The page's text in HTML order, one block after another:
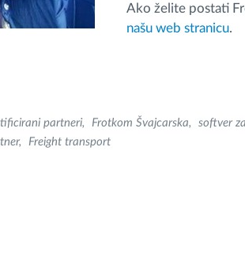
Ako želite postati
našu web stranicu.
partneri Frotkom Švajcarska
softver
Freight transport